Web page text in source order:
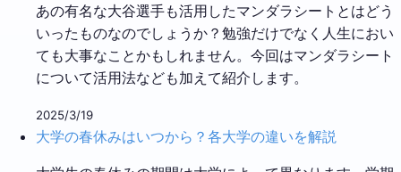
あの有名な大谷選手も活用したマンダラシートとはどう
いったものなのでしょうか？勉強だけでなく人生におい
ても大事なことかもしれません。今回はマンダラシート
について活用法なども加えて紹介します。
2025/3/19
大学の春休みはいつから？各大学の違いを解説